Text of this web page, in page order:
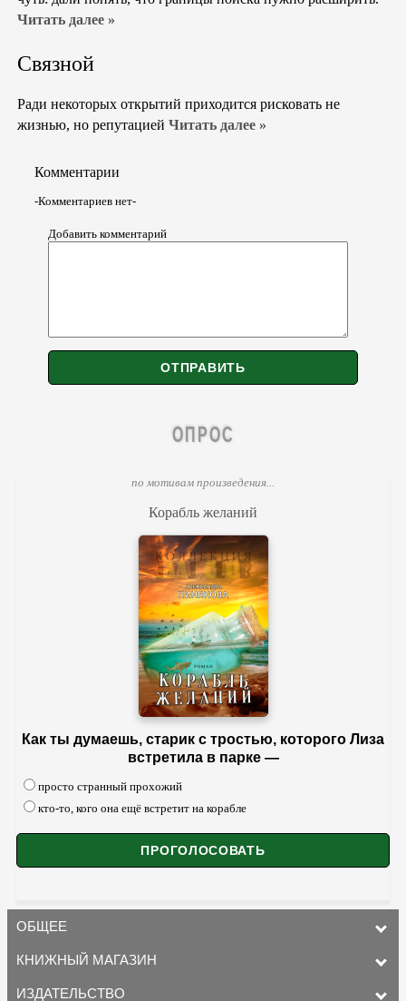
Читать далее »
Связной
Ради некоторых открытий приходится рисковать не
жизнью, но репутацией Читать далее »
Комментарии
-Комментариев нет-
Добавить комментарий
ОПРОС
по мотивам произведения...
Корабль желаний
Как ты думаешь, старик с тростью, которого Лиза
встретила в парке —
просто странный прохожий
кто-то, кого она ещё встретит на корабле
ОБЩЕЕ
КНИЖНЫЙ МАГАЗИН
ИЗДАТЕЛЬСТВО